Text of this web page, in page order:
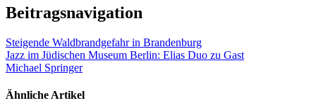
Beitragsnavigation
Steigende Waldbrandgefahr in Brandenburg
Jazz im Jüdischen Museum Berlin: Elias Duo zu Gast
Michael Springer
Ähnliche Artikel